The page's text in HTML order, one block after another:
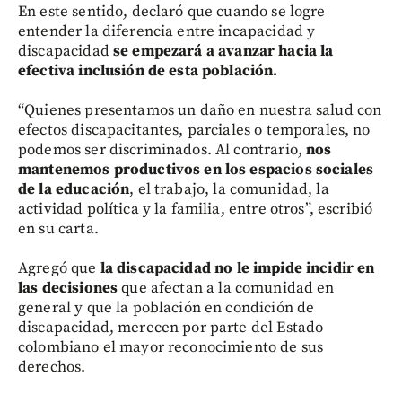
En este sentido, declaró que cuando se logre
entender la diferencia entre incapacidad y
discapacidadse empezará a avanzar hacia la
efectiva inclusión de esta población.
“Quienes presentamos un daño en nuestra salud con
efectos discapacitantes, parciales o temporales, no
podemos ser discriminados. Al contrario, nos
mantenemos productivos en los espacios sociales
de la educación, el trabajo, la comunidad, la
actividad política y la familia, entre otros”, escribió
en su carta.
Agregó que la discapacidad no le impide incidir en
las decisionesque afectan a la comunidad en
general y que la población en condición de
discapacidad, merecen por parte del Estado
colombiano el mayor reconocimiento de sus
derechos.